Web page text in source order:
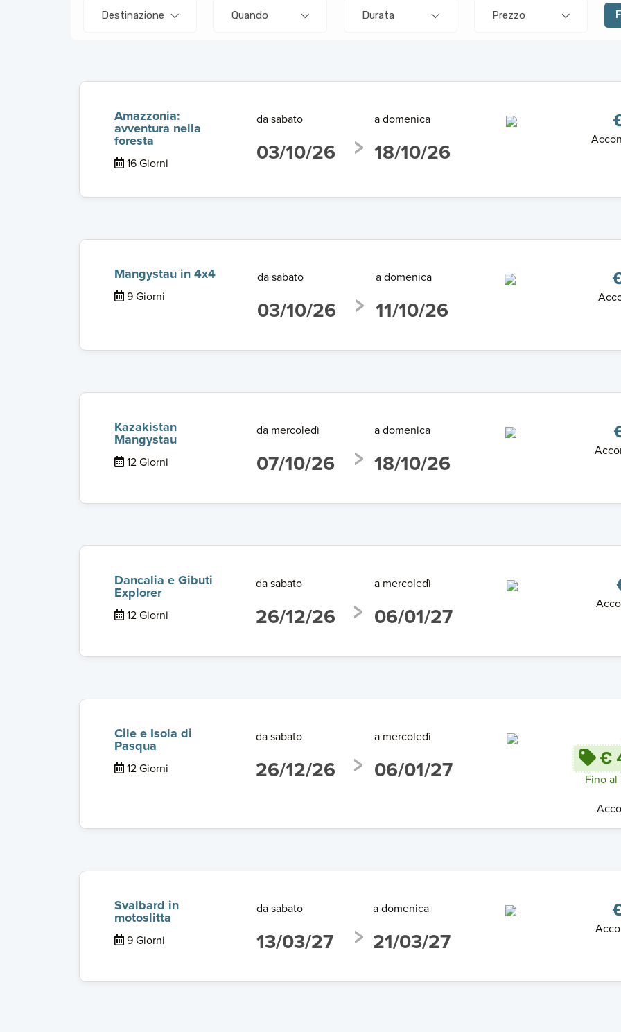
Destinazione Quando Durata Prezzo
Amazzonia:
avventura nella
foresta
16 Giorni
da sabato
03/10/26
a domenica
18/10/26
Mangystau in 4x4
9 Giorni
da sabato
03/10/26
a domenica
11/10/26
Kazakistan
Mangystau
12 Giorni
da mercoledì
07/10/26
a domenica
18/10/26
Dancalia e Gibuti
Explorer
12 Giorni
da sabato
26/12/26
a mercoledì
06/01/27
Cile e Isola di
Pasqua
12 Giorni
da sabato
26/12/26
a mercoledì
06/01/27 €
Fino
Svalbard in
motoslitta
9 Giorni
da sabato
13/03/27
a domenica
21/03/27